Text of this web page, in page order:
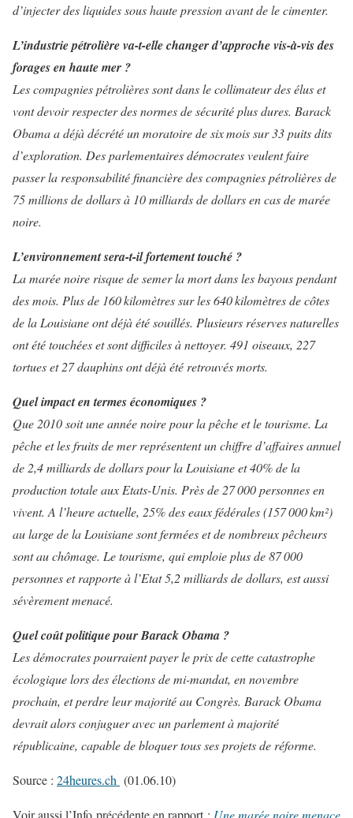
d’injecter des liquides sous haute pression avant de le cimenter.
L’industrie pétrolière va-t-elle changer d’approche vis-à-vis des
forages en haute mer ?
Les compagnies pétrolières sont dans le collimateur des élus et
vont devoir respecter des normes de sécurité plus dures. Barack
Obama a déjà décrété un moratoire de six mois sur 33 puits dits
d’exploration. Des parlementaires démocrates veulent faire
passer la responsabilité financière des compagnies pétrolières de
75 millions de dollars à 10 milliards de dollars en cas de marée
noire.
L’environnement sera-t-il fortement touché ?
La marée noire risque de semer la mort dans les bayous pendant
des mois. Plus de 160 kilomètres sur les 640 kilomètres de côtes
de la Louisiane ont déjà été souillés. Plusieurs réserves naturelles
ont été touchées et sont difficiles à nettoyer. 491 oiseaux, 227
tortues et 27 dauphins ont déjà été retrouvés morts.
Quel impact en termes économiques ?
Que 2010 soit une année noire pour la pêche et le tourisme. La
pêche et les fruits de mer représentent un chiffre d’affaires annuel
de 2,4 milliards de dollars pour la Louisiane et 40% de la
production totale aux Etats-Unis. Près de 27 000 personnes en
vivent. A l’heure actuelle, 25% des eaux fédérales (157 000 km²)
au large de la Louisiane sont fermées et de nombreux pêcheurs
sont au chômage. Le tourisme, qui emploie plus de 87 000
personnes et rapporte à l’Etat 5,2 milliards de dollars, est aussi
sévèrement menacé.
Quel coût politique pour Barack Obama ?
Les démocrates pourraient payer le prix de cette catastrophe
écologique lors des élections de mi-mandat, en novembre
prochain, et perdre leur majorité au Congrès. Barack Obama
devrait alors conjuguer avec un parlement à majorité
républicaine, capable de bloquer tous ses projets de réforme.
Source : 24heures.ch (01.06.10)
Voir aussi l’Info précédente en rapport : Une marée noire menace